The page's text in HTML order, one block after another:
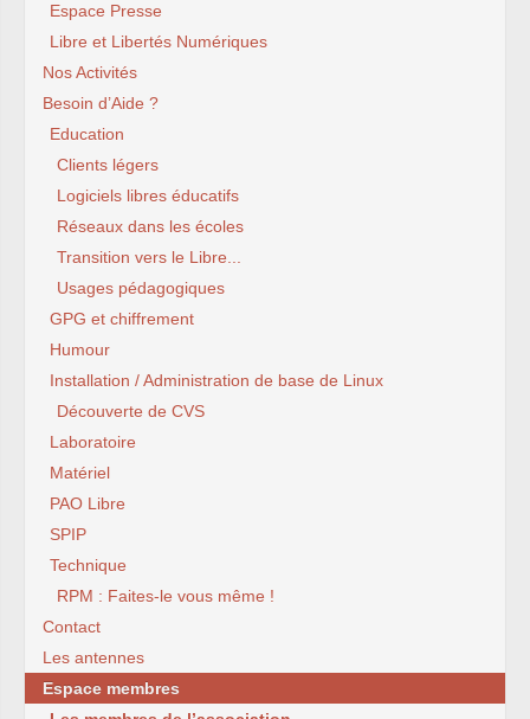
Espace Presse
Libre et Libertés Numériques
Nos Activités
Besoin d’Aide ?
Education
Clients légers
Logiciels libres éducatifs
Réseaux dans les écoles
Transition vers le Libre...
Usages pédagogiques
GPG et chiffrement
Humour
Installation / Administration de base de Linux
Découverte de CVS
Laboratoire
Matériel
PAO Libre
SPIP
Technique
RPM : Faites-le vous même !
Contact
Les antennes
Espace membres